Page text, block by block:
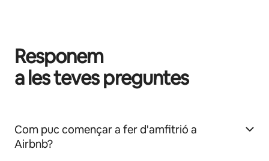
Responem
a les teves preguntes
Com puc començar a fer d'amfitrió a
Airbnb?